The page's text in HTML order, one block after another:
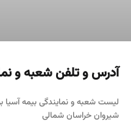
آدرس و تلفن شعبه و
لیست شعبه و نمایندگی بیمه آسیا
شیروان خراسان شمالی